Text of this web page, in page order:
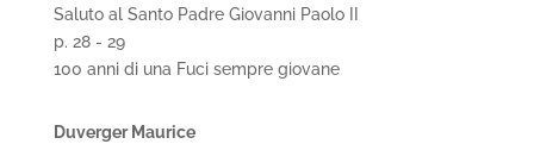
Saluto al Santo Padre Giovanni Paolo II
p. 28 - 29
100 anni di una Fuci sempre giovane
Duverger Maurice